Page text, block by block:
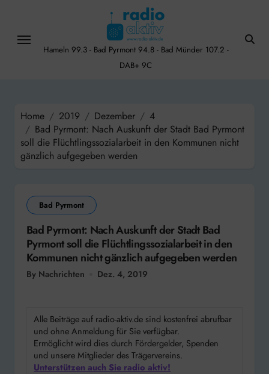
content
Hameln 99.3 - Bad Pyrmont 94.8 - Bad Münder 107.2 -
DAB+ 9C
Home 2019 Dezember
4
Bad Pyrmont: Nach Auskunft der Stadt Bad Pyrmont
soll die Flüchtlingssozialarbeit in den Kommunen nicht
gänzlich aufgegeben werden
Bad Pyrmont
Bad Pyrmont: Nach Auskunft der Stadt Bad
Pyrmont soll die Flüchtlingssozialarbeit in den
Kommunen nicht gänzlich aufgegeben werden
By Nachrichten Dez. 4, 2019
Alle Beiträge auf radio-aktiv.de sind kostenfrei abrufbar
und ohne Anmeldung für Sie verfügbar.
Ermöglicht wird dies durch Fördergelder, Spenden
und unsere Mitglieder des Trägervereins.
Unterstützen auch Sie radio aktiv!